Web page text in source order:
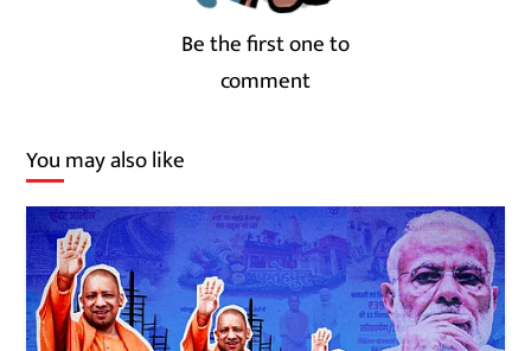
Be the first one to
comment
You may also like